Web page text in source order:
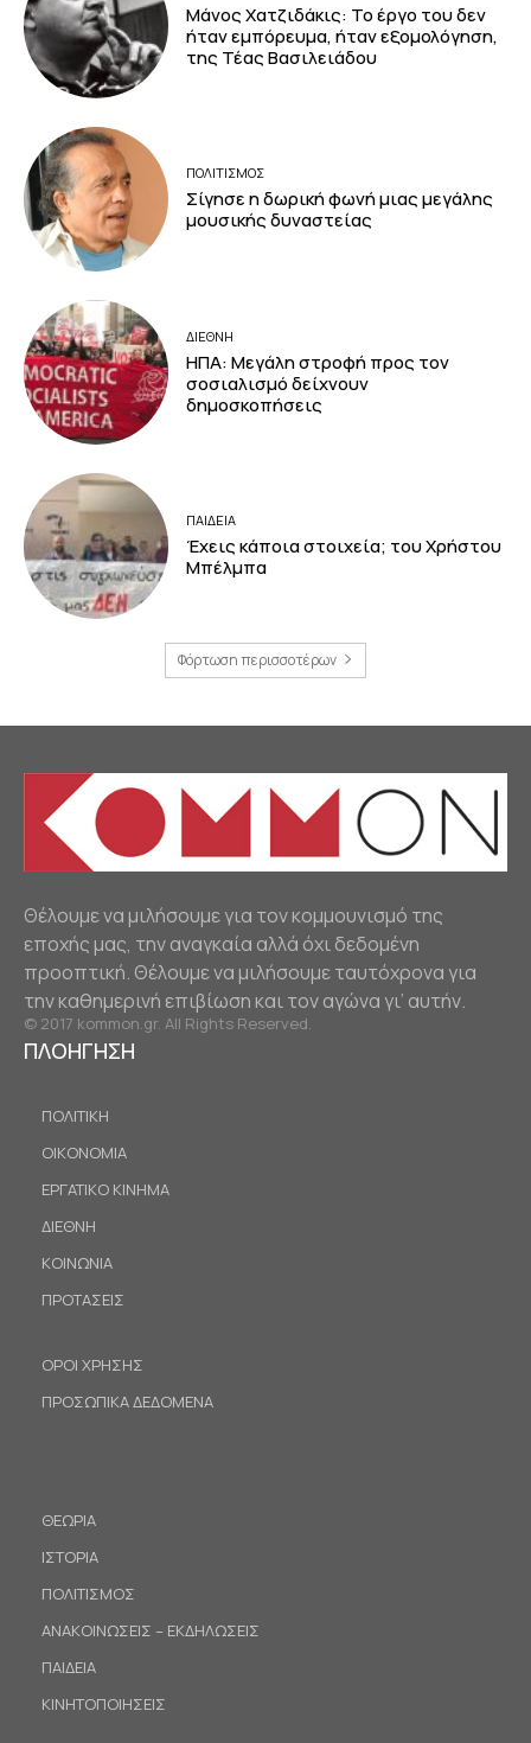
Μάνος Χατζιδάκις: Το έργο του δεν
ήταν εμπόρευμα, ήταν εξομολόγηση,
της Τέας Βασιλειάδου
ΠΟΛΙΤΙΣΜΟΣ
Σίγησε η δωρική φωνή μιας μεγάλης
μουσικής δυναστείας
ΔΙΕΘΝΗ
ΗΠΑ: Μεγάλη στροφή προς τον
σοσιαλισμό δείχνουν
δημοσκοπήσεις
ΠΑΙΔΕΙΑ
Έχεις κάποια στοιχεία; του Χρήστου
Μπέλμπα
Φόρτωση περισσοτέρων
Θέλουμε να μιλήσουμε για τον κομμουνισμό της
εποχής μας, την αναγκαία αλλά όχι δεδομένη
προοπτική. Θέλουμε να μιλήσουμε ταυτόχρονα για
την καθημερινή επιβίωση και τον αγώνα γι’ αυτήν.
© 2017 kommon.gr. All Rights Reserved.
ΠΛΟΗΓΗΣΗ
ΠΟΛΙΤΙΚΗ
ΟΙΚΟΝΟΜΙΑ
ΕΡΓΑΤΙΚΟ ΚΙΝΗΜΑ
ΔΙΕΘΝΗ
ΚΟΙΝΩΝΙΑ
ΠΡΟΤΑΣΕΙΣ
ΟΡΟΙ ΧΡΗΣΗΣ
ΠΡΟΣΩΠΙΚΑ ΔΕΔΟΜΕΝΑ
ΘΕΩΡΙΑ
ΙΣΤΟΡΙΑ
ΠΟΛΙΤΙΣΜΟΣ
ΑΝΑΚΟΙΝΩΣΕΙΣ – ΕΚΔΗΛΩΣΕΙΣ
ΠΑΙΔΕΙΑ
ΚΙΝΗΤΟΠΟΙΗΣΕΙΣ